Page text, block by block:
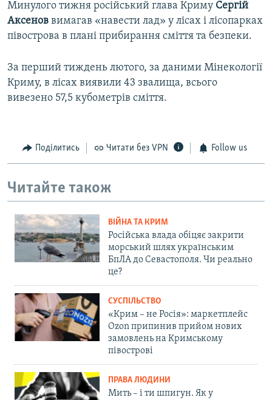
Минулого тижня російський глава Криму Сергій
Аксенов вимагав «навести лад» у лісах і лісопарках
півострова в плані прибирання сміття та безпеки.
За перший тиждень лютого, за даними Мінекології
Криму, в лісах виявили 43 звалища, всього
вивезено 57,5 кубометрів сміття.
Поділитись Читати без VPN Follow us
Читайте також
ВІЙНА ТА КРИМ
Російська влада обіцяє закрити
морський шлях українським
БпЛА до Севастополя. Чи реально
це?
СУСПІЛЬСТВО
«Крим – не Росія»: маркетплейс
Ozon припинив прийом нових
замовлень на Кримському
півострові
ПРАВА ЛЮДИНИ
Мить – і ти шпигун. Як у